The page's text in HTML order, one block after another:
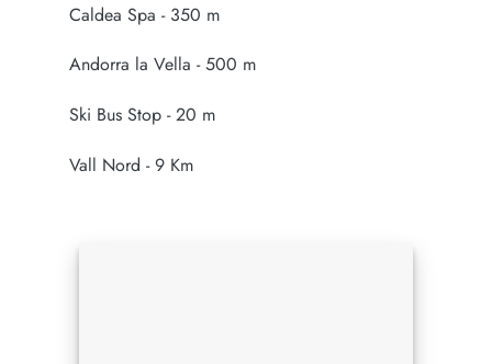
Caldea Spa - 350 m
Andorra la Vella - 500 m
Ski Bus Stop - 20 m
Vall Nord - 9 Km